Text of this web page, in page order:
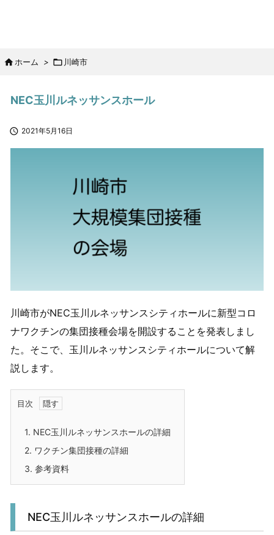
 ホーム >  川崎市
NEC玉川ルネッサンスホール
 2021年5月16日
川崎市がNEC玉川ルネッサンスシティホールに新型コロ
ナワクチンの集団接種会場を開設することを発表しまし
た。そこで、玉川ルネッサンスシティホールについて解
説します。
目次
1. NEC玉川ルネッサンスホールの詳細
2. ワクチン集団接種の詳細
3. 参考資料
NEC玉川ルネッサンスホールの詳細